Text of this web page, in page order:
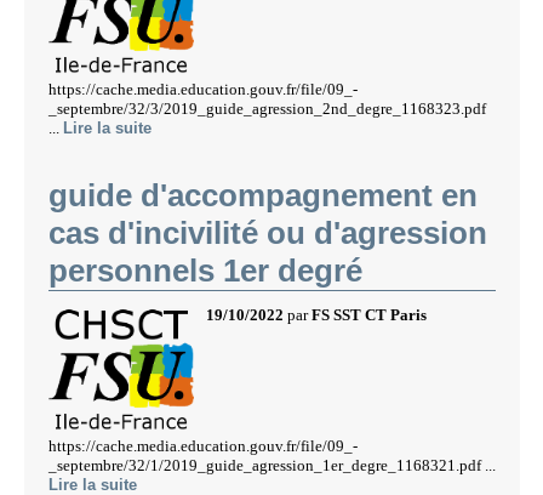
https://cache.media.education.gouv.fr/file/09_-
_septembre/32/3/2019_guide_agression_2nd_degre_1168323.pdf
Lire la suite
guide d'accompagnement en
cas d'incivilité ou d'agression
personnels 1er degré
19/10/2022 parFS SST CT Paris
https://cache.media.education.gouv.fr/file/09_-
_septembre/32/1/2019_guide_agression_1er_degre_1168321.pdf ...
Lire la suite